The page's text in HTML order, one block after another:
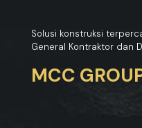
Solusi konstruksi
General Kontraktor dan
MCC